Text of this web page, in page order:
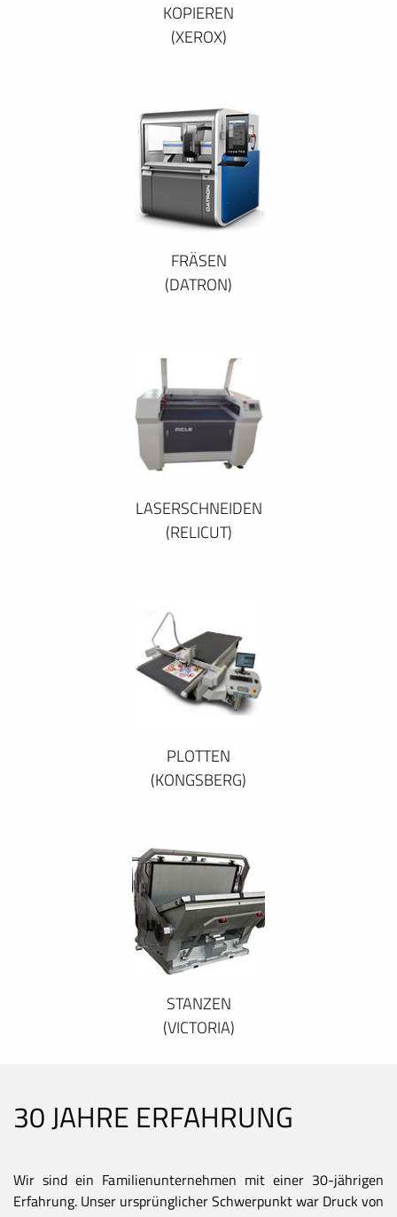
KOPIEREN
(XEROX)
FRÄSEN
(DATRON)
LASERSCHNEIDEN
(RELICUT)
PLOTTEN
(KONGSBERG)
STANZEN
(VICTORIA)
30 JAHRE ERFAHRUNG
Wir sind ein Familienunternehmen mit einer 30-jährigen
Erfahrung. Unser ursprünglicher Schwerpunkt war Druck von